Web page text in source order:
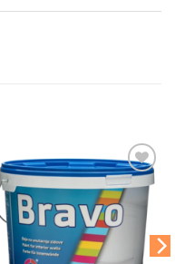
Dodaj
listu
želja